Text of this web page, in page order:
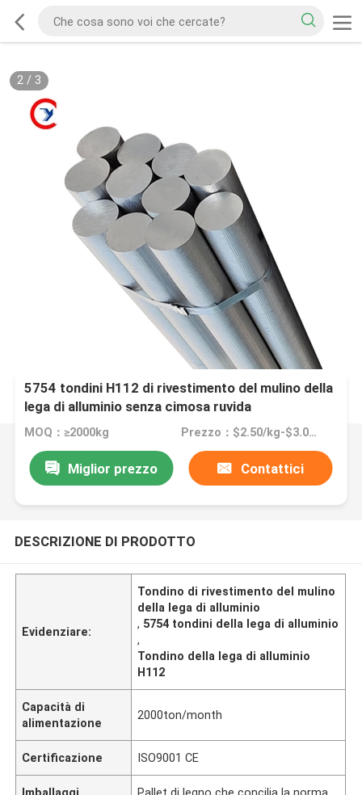
2/ 3
5754 tondini H112 di rivestimento del mulino della
lega di alluminio senza cimosa ruvida
MOQ：≥2000kg Prezzo：$2.50/kg-$3.08/kg
Miglior prezzo Contattici
DESCRIZIONE DI PRODOTTO
Evidenziare:
Tondino di rivestimento del mulino
della lega di alluminio
, 5754 tondini della lega di alluminio
,
Tondino della lega di alluminio
H112
Capacità di
alimentazione
2000ton/month
Certificazione ISO9001 CE
Imballaggi
Pallet di legno che concilia la norma